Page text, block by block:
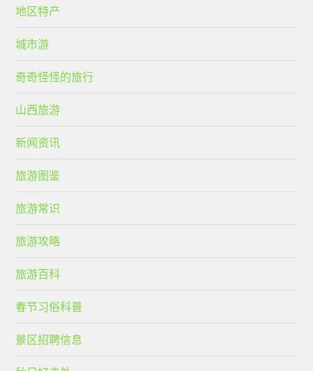
地区特产
城市游
奇奇怪怪的旅行
山西旅游
新闻资讯
旅游图鉴
旅游常识
旅游攻略
旅游百科
春节习俗科普
景区招聘信息